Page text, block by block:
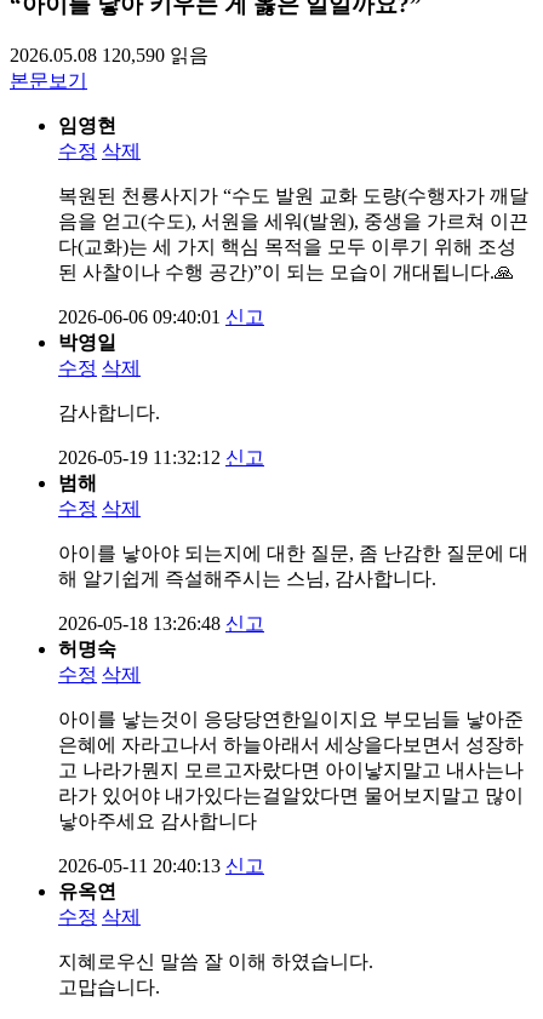
2026.05.08 120,590 읽음
본문보기
임영현
수정 삭제
복원된 천룡사지가 “수도 발원 교화 도량(수행자가 깨달
음을 얻고(수도), 서원을 세워(발원), 중생을 가르쳐 이끈
다(교화)는 세 가지 핵심 목적을 모두 이루기 위해 조성
된 사찰이나 수행 공간)”이 되는 모습이 개대됩니다.🙏
2026-06-06 09:40:01 신고
박영일
수정 삭제
감사합니다.
2026-05-19 11:32:12 신고
범해
수정 삭제
아이를 낳아야 되는지에 대한 질문, 좀 난감한 질문에 대
해 알기쉽게 즉설해주시는 스님, 감사합니다.
2026-05-18 13:26:48 신고
허명숙
수정 삭제
아이를 낳는것이 응당당연한일이지요 부모님들 낳아준
은혜에 자라고나서 하늘아래서 세상을다보면서 성장하
고 나라가뭔지 모르고자랐다면 아이낳지말고 내사는나
라가 있어야 내가있다는걸알았다면 물어보지말고 많이
낳아주세요 감사합니다
2026-05-11 20:40:13 신고
유옥연
수정 삭제
지혜로우신 말씀 잘 이해 하였습니다.
고맙습니다.